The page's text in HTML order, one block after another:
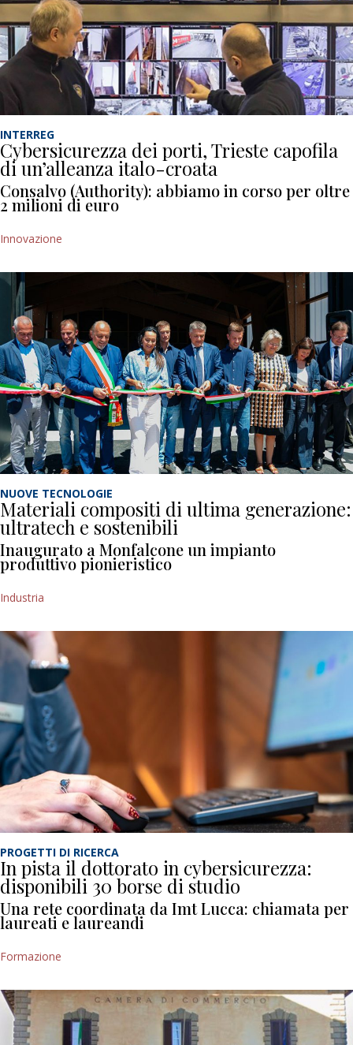
INTERREG
Cybersicurezza dei porti, Trieste capofila
di un’alleanza italo-croata
Consalvo (Authority): abbiamo in corso per oltre
2 milioni di euro
Innovazione
NUOVE TECNOLOGIE
Materiali compositi di ultima generazione:
ultratech e sostenibili
Inaugurato a Monfalcone un impianto
produttivo pionieristico
Industria
PROGETTI DI RICERCA
In pista il dottorato in cybersicurezza:
disponibili 30 borse di studio
Una rete coordinata da Imt Lucca: chiamata per
laureati e laureandi
Formazione